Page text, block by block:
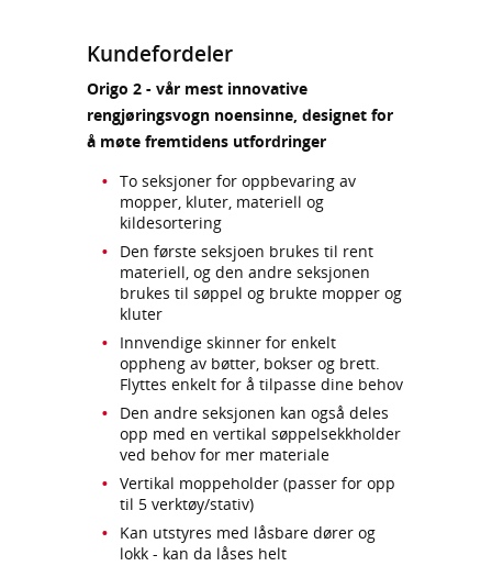
Kundefordeler
Origo 2 - vår mest innovative
rengjøringsvogn noensinne, designet for
å møte fremtidens utfordringer
To seksjoner for oppbevaring av
mopper, kluter, materiell og
kildesortering
Den første seksjoen brukes til rent
materiell, og den andre seksjonen
brukes til søppel og brukte mopper og
kluter
Innvendige skinner for enkelt
oppheng av bøtter, bokser og brett.
Flyttes enkelt for å tilpasse dine behov
Den andre seksjonen kan også deles
opp med en vertikal søppelsekkholder
ved behov for mer materiale
Vertikal moppeholder (passer for opp
til 5 verktøy/stativ)
Kan utstyres med låsbare dører og
lokk - kan da låses helt